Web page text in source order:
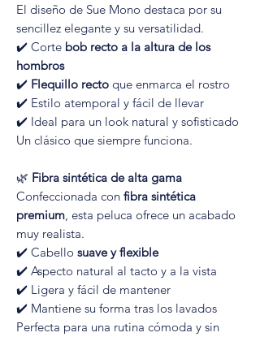
El diseño de Sue Mono destaca por su
sencillez elegante y su versatilidad.
✔️ Corte bob recto a la altura de los
hombros
✔️ Flequillo recto que enmarca el rostro
✔️ Estilo atemporal y fácil de llevar
✔️ Ideal para un look natural y sofisticado
Un clásico que siempre funciona.
🌿 Fibra sintética de alta gama
Confeccionada con fibra sintética
premium, esta peluca ofrece un acabado
muy realista.
✔️ Cabello suave y flexible
✔️ Aspecto natural al tacto y a la vista
✔️ Ligera y fácil de mantener
✔️ Mantiene su forma tras los lavados
Perfecta para una rutina cómoda y sin